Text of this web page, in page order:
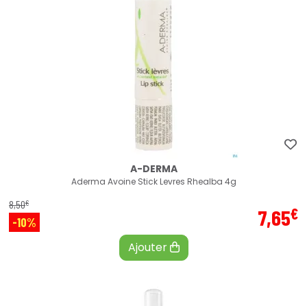
A-DERMA
Aderma Avoine Stick Levres Rhealba 4g
8,50€
-10% 7,65€
Ajouter